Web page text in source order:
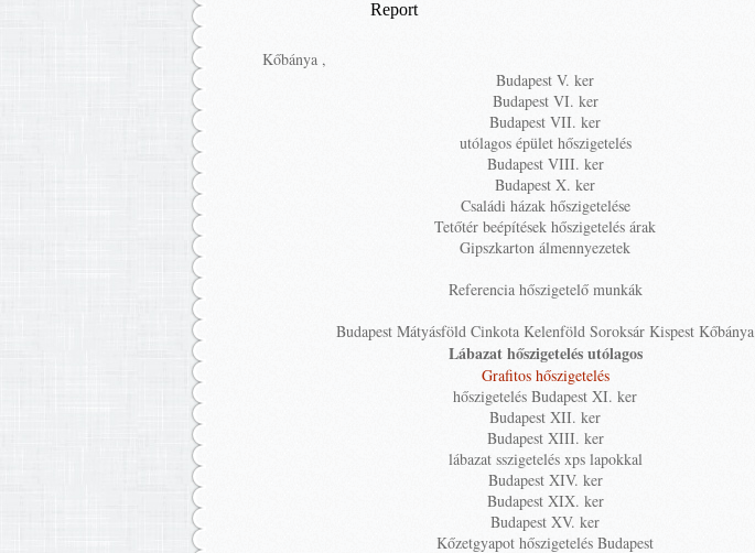
Kőbánya ,
Budapest V. ker
Budapest VI. ker
Budapest VII. ker
utólagos épület hőszigetelés
Budapest VIII. ker
Budapest X. ker
Családi házak hőszigetelése
Tetőtér beépítések hőszigetelés árak
Gipszkarton álmennyezetek
Referencia hőszigetelő munkák
Budapest Mátyásföld Cinkota Kelenföld Soroksár Kispest Kőbánya
Lábazat hőszigetelés utólagos
Grafitos hőszigetelés
hőszigetelés Budapest XI. ker
Budapest XII. ker
Budapest XIII. ker
lábazat sszigetelés xps lapokkal
Budapest XIV. ker
Budapest XIX. ker
Budapest XV. ker
Kőzetgyapot hőszigetelés Budapest